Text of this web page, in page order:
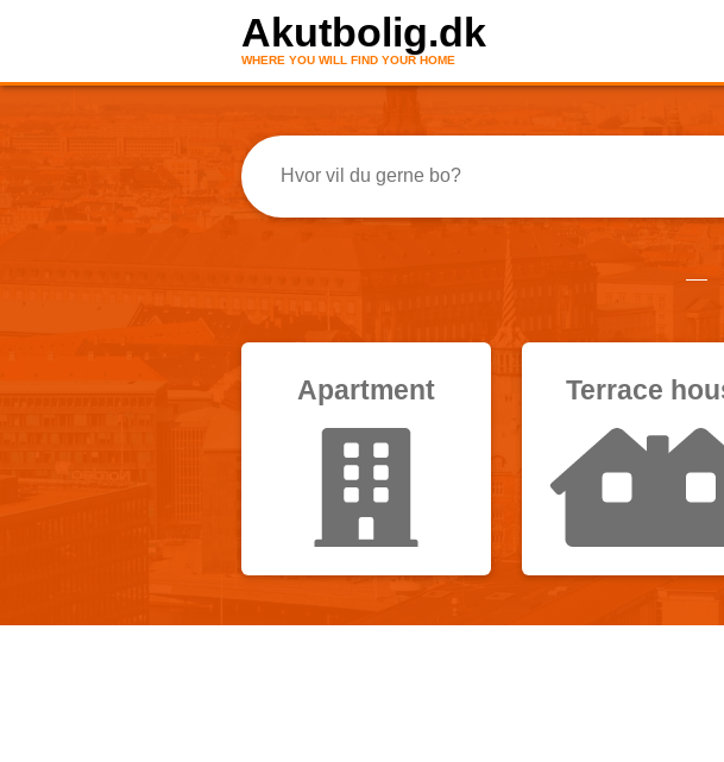
Akutbolig.dk
WHERE YOU WILL FIND YOUR HOME
Apartment Terrace